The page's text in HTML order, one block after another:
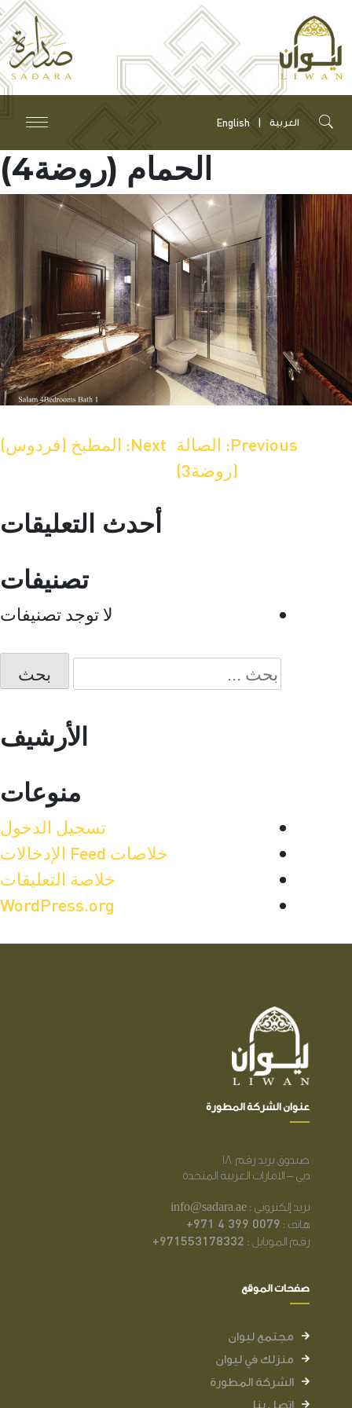
English العربية
الحمام (روضة4)
تصفّحPrevious: الصالة
(روضة3)
Next: المطبخ (فردوس)
أحدث التعليقات
تصنيفات
لا توجد تصنيفات
البحث
عن:
الأرشيف
منوعات
تسجيل الدخول
خلاصات Feed الإدخالات
خلاصة التعليقات
WordPress.org
عنوان الشركة المطورة
صندوق بريد رقم 18
دبي – الامارات العربية المتحدة
بريد إلكتروني : info@sadara.ae
هاتف : +971 4 399 0079
رقم الموبايل : +971553178332
صفحات الموقع
مجتمع ليوان
منزلك في ليوان
الشركة المطورة
اتصل بنا